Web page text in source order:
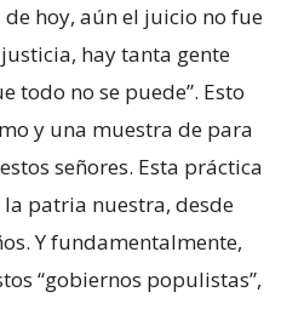
hoy, aún el juicio no fue
hay tanta gente
todo no se puede”. Esto
y una muestra de para
señores. Esta práctica
patria nuestra, desde
Y fundamentalmente,
“gobiernos populistas”,